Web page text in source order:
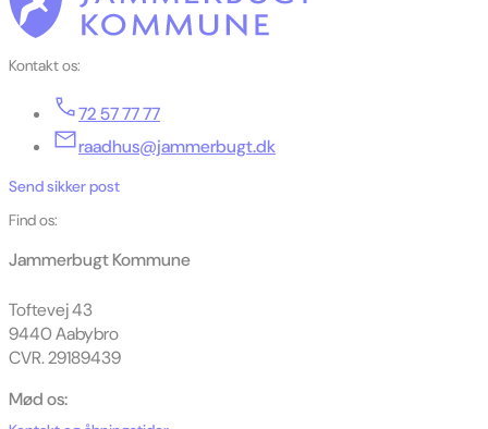
Kontakt os:
72 57 77 77
raadhus@jammerbugt.dk
Send sikker post
Find os:
Jammerbugt Kommune
Toftevej 43
9440 Aabybro
CVR. 29189439
Mød os: